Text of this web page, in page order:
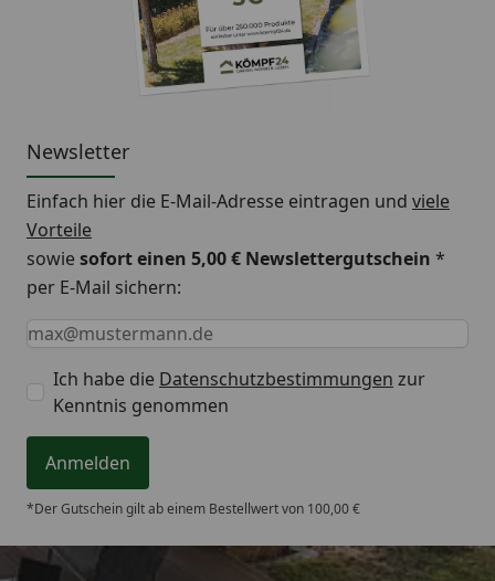
Newsletter
Einfach hier die E-Mail-Adresse eintragen und viele
Vorteile
sowiesofort einen 5,00 € Newslettergutschein *
per E-Mail sichern:
Keine Eingabe erforderlich
Eingabe erforderlich
E-Mail *
Ich habe die Datenschutzbestimmungen zur
Kenntnis genommen
Anmelden
*Der Gutschein gilt ab einem Bestellwert von 100,00 €